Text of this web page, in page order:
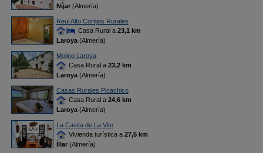
Níjar(Almería)
Reul Alto Cortijos Rurales
Casa Rural a 23,1 km
Laroya(Almería)
Molino Laroya
Casa Rural a 23,2 km
Laroya(Almería)
Casas Rurales Picachico
Casa Rural a 24,6 km
Laroya(Almería)
La Casita de La Vito
Vivienda turística a 27,5 km
Íllar(Almería)